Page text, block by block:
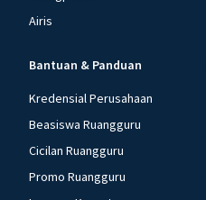
Airis
Bantuan & Panduan
Kredensial Perusahaan
Beasiswa Ruangguru
Cicilan Ruangguru
Promo Ruangguru